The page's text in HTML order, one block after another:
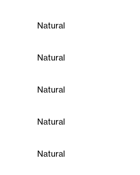
Natural
Natural
Natural
Natural
Natural